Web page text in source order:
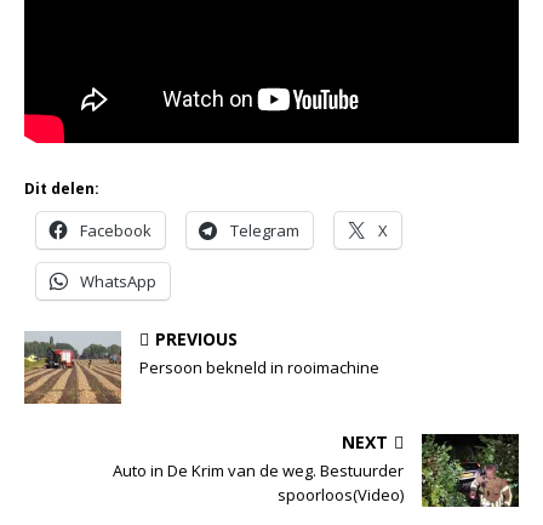
Dit delen:
Facebook Telegram X
WhatsApp
PREVIOUS
Persoon bekneld in rooimachine
NEXT
Auto in De Krim van de weg. Bestuurder
spoorloos(Video)